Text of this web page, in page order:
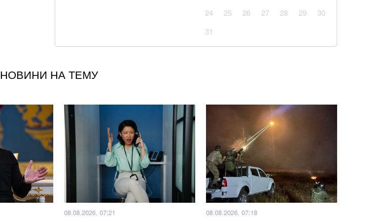
Ракетний удар по Київщині знищив склади великих компаній: які
Сплеск атак на 72%: аналітики з Лондона розкрили нову ціль
масованих ударів РФ
Не кладіть огірки в банку як доведеться: одна помилка позбавить їх
хрусткості
Суд у справі загиблого внаслідок бійки маршрутника: захист
клопотав про відвід судді через упередженість
росія створює бойові підрозділи з українських полонених — звіт ISW
24
25 26 27 28 29
30
31
НОВИНИ НА ТЕМУ
08.08.2026, 07:21 08.08.2026, 07:18